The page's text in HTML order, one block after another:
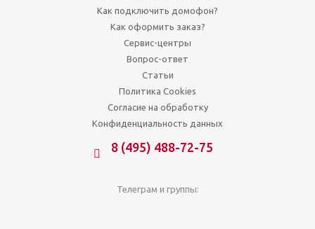
Как подключить домофон?
Как оформить заказ?
Сервис-центры
Вопрос-ответ
Статьи
Политика Cookies
Согласие на обработку
Конфиденциальность данных
8 (495) 488-72-75
Телеграм и группы: